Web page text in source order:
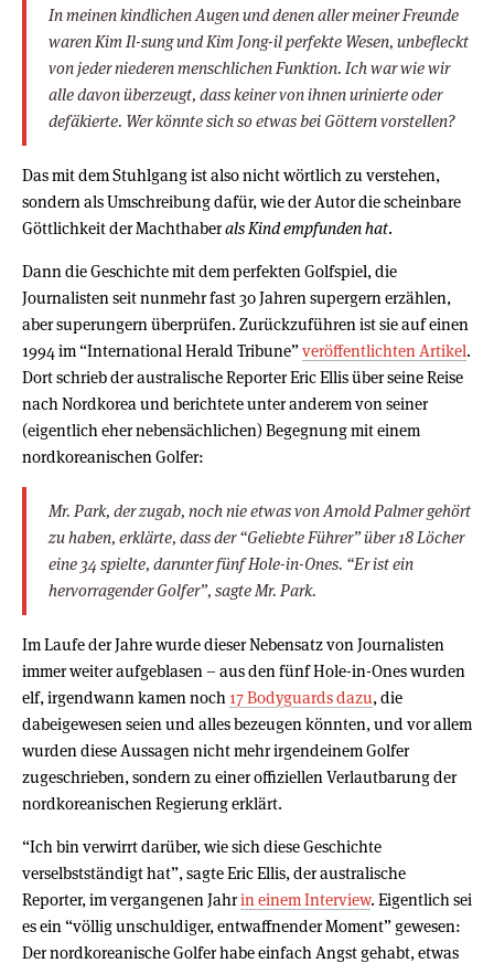
In meinen kindlichen Augen und denen aller meiner Freunde
waren Kim Il-sung und Kim Jong-il perfekte Wesen, unbefleckt
von jeder niederen menschlichen Funktion. Ich war wie wir
alle davon überzeugt, dass keiner von ihnen urinierte oder
defäkierte. Wer könnte sich so etwas bei Göttern vorstellen?
Das mit dem Stuhlgang ist also nicht wörtlich zu verstehen,
sondern als Umschreibung dafür, wie der Autor die scheinbare
Göttlichkeit der Machthaberals Kind empfunden hat.
Dann die Geschichte mit dem perfekten Golfspiel, die
Journalisten seit nunmehr fast 30 Jahren supergern erzählen,
aber superungern überprüfen. Zurückzuführen ist sie auf einen
1994 im “International Herald Tribune”veröffentlichten Artikel.
Dort schrieb der australische Reporter Eric Ellis über seine Reise
nach Nordkorea und berichtete unter anderem von seiner
(eigentlich eher nebensächlichen) Begegnung mit einem
nordkoreanischen Golfer:
Mr. Park, der zugab, noch nie etwas von Arnold Palmer gehört
zu haben, erklärte, dass der “Geliebte Führer” über 18 Löcher
eine 34 spielte, darunter fünf Hole-in-Ones. “Er ist ein
hervorragender Golfer”, sagte Mr. Park.
Im Laufe der Jahre wurde dieser Nebensatz von Journalisten
immer weiter aufgeblasen – aus den fünf Hole-in-Ones wurden
elf, irgendwann kamen noch 17 Bodyguards dazu, die
dabeigewesen seien und alles bezeugen könnten, und vor allem
wurden diese Aussagen nicht mehr irgendeinem Golfer
zugeschrieben, sondern zu einer offiziellen Verlautbarung der
nordkoreanischen Regierung erklärt.
“Ich bin verwirrt darüber, wie sich diese Geschichte
verselbstständigt hat”, sagte Eric Ellis, der australische
Reporter, im vergangenen Jahrin einem Interview. Eigentlich sei
es ein “völlig unschuldiger, entwaffnender Moment” gewesen:
Der nordkoreanische Golfer habe einfach Angst gehabt, etwas